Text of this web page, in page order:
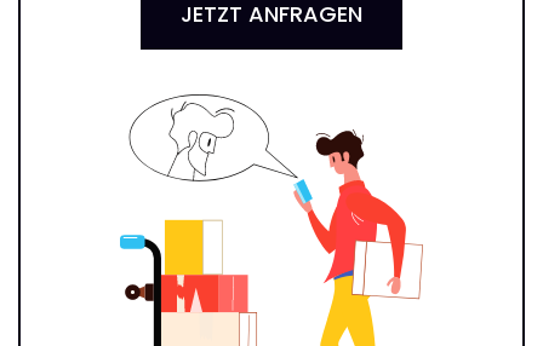
JETZT ANFRAGEN